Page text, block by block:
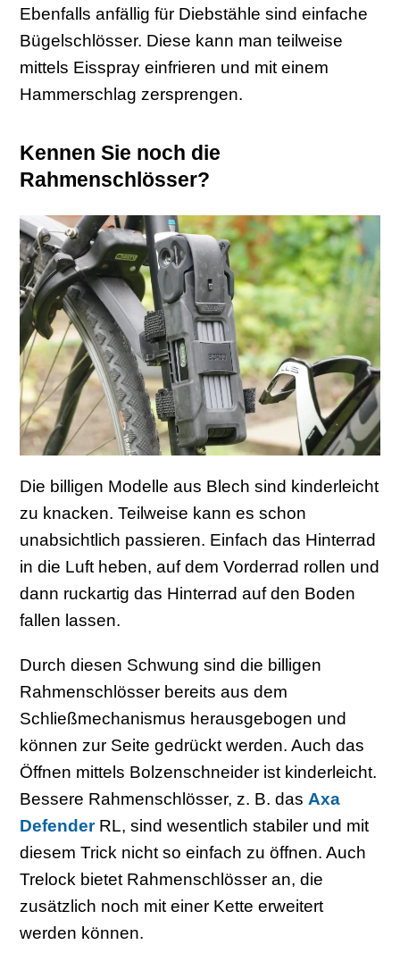
Ebenfalls anfällig für Diebstähle sind einfache
Bügelschlösser. Diese kann man teilweise
mittels Eisspray einfrieren und mit einem
Hammerschlag zersprengen.
Kennen Sie noch die
Rahmenschlösser?
Die billigen Modelle aus Blech sind kinderleicht
zu knacken. Teilweise kann es schon
unabsichtlich passieren. Einfach das Hinterrad
in die Luft heben, auf dem Vorderrad rollen und
dann ruckartig das Hinterrad auf den Boden
fallen lassen.
Durch diesen Schwung sind die billigen
Rahmenschlösser bereits aus dem
Schließmechanismus herausgebogen und
können zur Seite gedrückt werden. Auch das
Öffnen mittels Bolzenschneider ist kinderleicht.
Bessere Rahmenschlösser, z. B. das Axa
DefenderRL, sind wesentlich stabiler und mit
diesem Trick nicht so einfach zu öffnen. Auch
Trelock bietet Rahmenschlösser an, die
zusätzlich noch mit einer Kette erweitert
werden können.